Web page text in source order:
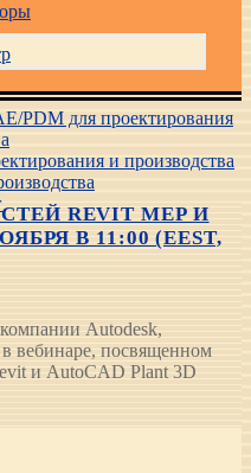
PDM для проектирования
и производства
REVIT MEP И
В 11:00 (EEST,
Autodesk,
вебинаре, посвященном
и AutoCAD Plant 3D